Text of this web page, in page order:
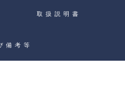
取扱説明書
備考等